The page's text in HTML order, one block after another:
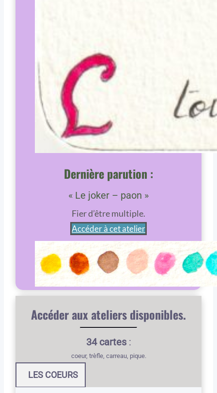
Dernière parution :
« Le joker – paon »
Fier d’être multiple.
Accéder à cet atelier
Accéder aux ateliers disponibles.
34 cartes:
coeur, trèfle, carreau, pique.
LES COEURS